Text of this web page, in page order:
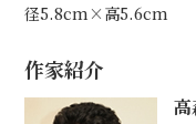
径5.8cm×高5.6cm
作家紹介